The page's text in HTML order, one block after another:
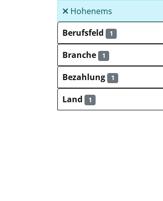
Hohenems
Berufsfeld
1
Branche 1
Bezahlung 1
Land 1